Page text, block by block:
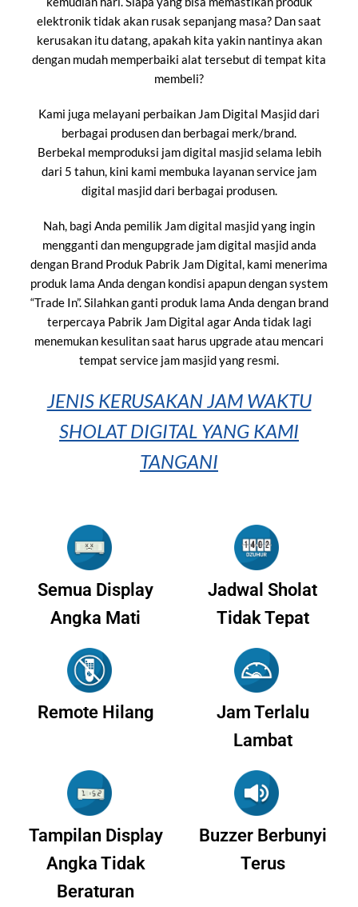
elektronik tidak akan rusak sepanjang masa? Dan saat
kerusakan itu datang, apakah kita yakin nantinya akan
dengan mudah memperbaiki alat tersebut di tempat kita
membeli?
Kami juga melayani perbaikan Jam Digital Masjid dari
berbagai produsen dan berbagai merk/brand.
Berbekal memproduksi jam digital masjid selama lebih
dari 5 tahun, kini kami membuka layanan service jam
digital masjid dari berbagai produsen.
Nah, bagi Anda pemilik Jam digital masjid yang ingin
mengganti dan mengupgrade jam digital masjid anda
dengan Brand Produk Pabrik Jam Digital, kami menerima
produk lama Anda dengan kondisi apapun dengan system
“Trade In”. Silahkan ganti produk lama Anda dengan brand
terpercaya Pabrik Jam Digital agar Anda tidak lagi
menemukan kesulitan saat harus upgrade atau mencari
tempat service jam masjid yang resmi.
JENIS KERUSAKAN JAM WAKTU
SHOLAT DIGITAL YANG KAMI
TANGANI
Semua Display
Angka Mati
Jadwal Sholat
Tidak Tepat
Remote Hilang
Jam Terlalu
Lambat
Tampilan Display
Angka Tidak
Beraturan
Buzzer Berbunyi
Terus